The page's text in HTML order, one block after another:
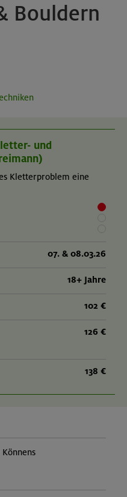
Bouldern
und
Kletterproblem eine
07. & 08.03.26
18+ Jahre
102 €
126 €
138 €